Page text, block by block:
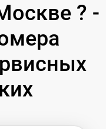
? -